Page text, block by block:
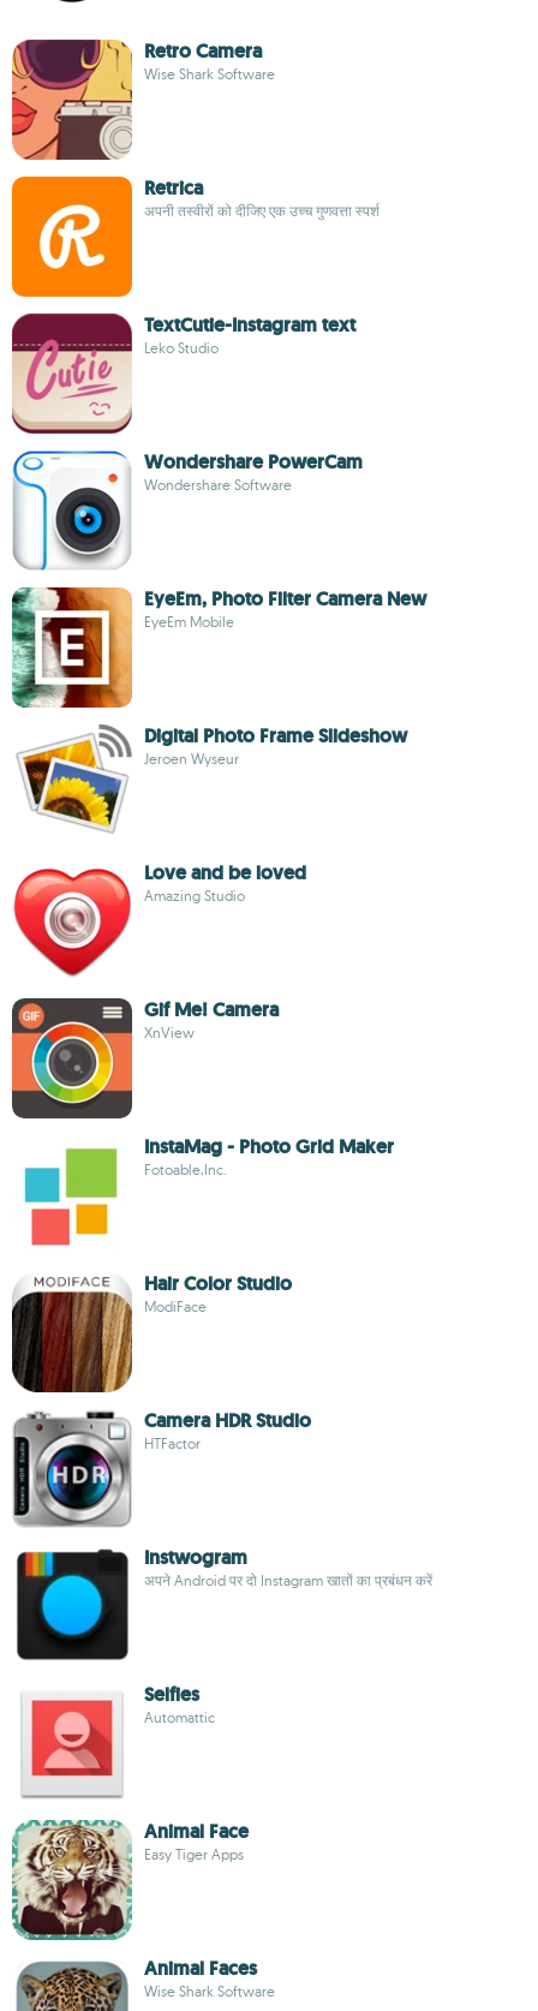
Retro Camera
Wise Shark Software
Retrica
अपनी तस्वीरों को दीजिए एक उच्च गुणवत्ता स्पर्श
TextCutie-Instagram text
Leko Studio
Wondershare PowerCam
Wondershare Software
EyeEm, Photo Filter Camera New
EyeEm Mobile
Digital Photo Frame Slideshow
Jeroen Wyseur
Love and be loved
Amazing Studio
Gif Me! Camera
XnView
InstaMag - Photo Grid Maker
Fotoable,Inc.
Hair Color Studio
ModiFace
Camera HDR Studio
HTFactor
Instwogram
अपने Android पर दो Instagram खातों का प्रबंधन करें
Selfies
Automattic
Animal Face
Easy Tiger Apps
Animal Faces
Wise Shark Software